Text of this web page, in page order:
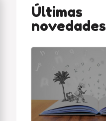
Últimas
novedades